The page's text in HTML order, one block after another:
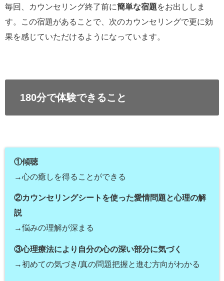
毎回、カウンセリング終了前に簡単な宿題をお出ししま
す。この宿題があることで、次のカウンセリングで更に効
果を感じていただけるようになっています。
180分で体験できること
①傾聴
→心の癒しを得ることができる
②カウンセリングシートを使った愛情問題と心理の解
説
→悩みの理解が深まる
③心理療法により自分の心の深い部分に気づく
→初めての気づき/真の問題把握と進む方向がわかる